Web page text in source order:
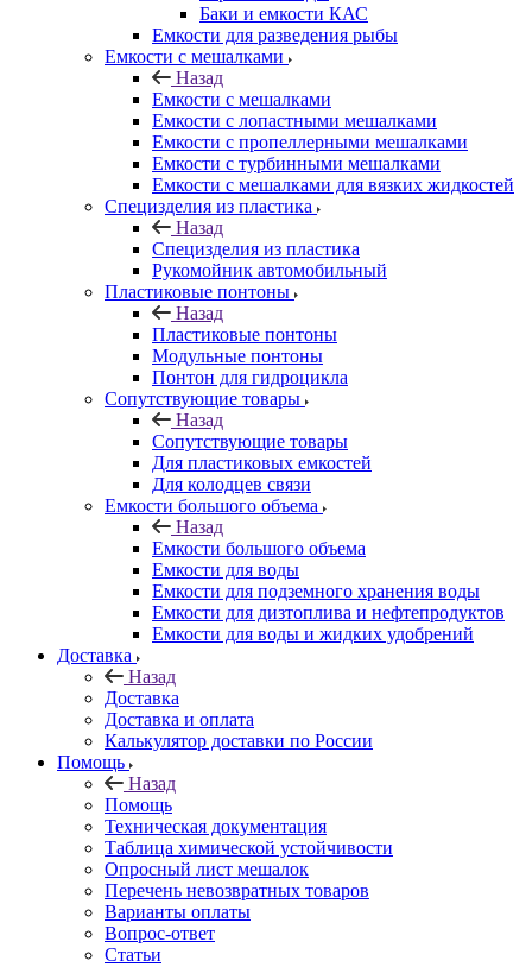
Баки и емкости КАС
Емкости для разведения рыбы
Емкости с мешалками
Назад
Емкости с мешалками
Емкости с лопастными мешалками
Емкости с пропеллерными мешалками
Емкости с турбинными мешалками
Емкости с мешалками для вязких жидкостей
Специзделия из пластика
Назад
Специзделия из пластика
Рукомойник автомобильный
Пластиковые понтоны
Назад
Пластиковые понтоны
Модульные понтоны
Понтон для гидроцикла
Сопутствующие товары
Назад
Сопутствующие товары
Для пластиковых емкостей
Для колодцев связи
Емкости большого объема
Назад
Емкости большого объема
Емкости для воды
Емкости для подземного хранения воды
Емкости для дизтоплива и нефтепродуктов
Емкости для воды и жидких удобрений
Доставка
Назад
Доставка
Доставка и оплата
Калькулятор доставки по России
Помощь
Назад
Помощь
Техническая документация
Таблица химической устойчивости
Опросный лист мешалок
Перечень невозвратных товаров
Варианты оплаты
Вопрос-ответ
Статьи